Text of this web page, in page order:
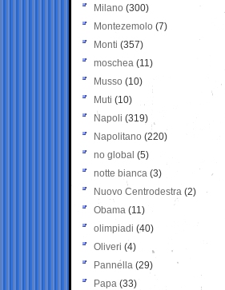
Milano (300)
Montezemolo (7)
Monti (357)
moschea (11)
Musso (10)
Muti (10)
Napoli (319)
Napolitano (220)
no global (5)
notte bianca (3)
Nuovo Centrodestra (2)
Obama (11)
olimpiadi (40)
Oliveri (4)
Pannella (29)
Papa (33)